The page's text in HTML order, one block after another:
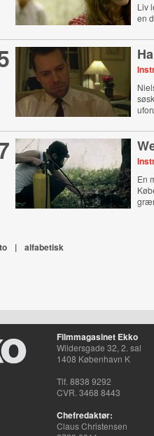
Liv
en
En
| alfabetisk
Filmmagasinet Ekko
Wildersgade 32, 2. sal
1408 København K
Tlf. 8838 9292
CVR. 3468 8443
Chefredaktør:
Claus Christensen